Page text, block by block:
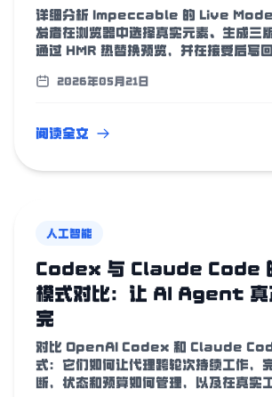
详细分析 Impeccable 的 Live Mode
发者在浏览器中选择真实元素、生成三
通过 HMR 热替换预览，并在接受后写回
2026年05月21日
阅读全文
人工智能
Codex 与 Claude Code
模式对比：让 AI Agent 真
完
对比 OpenAI Codex 和 Claude
式：它们如何让代理跨轮次持续工作，
断，状态和预算如何管理，以及在真实